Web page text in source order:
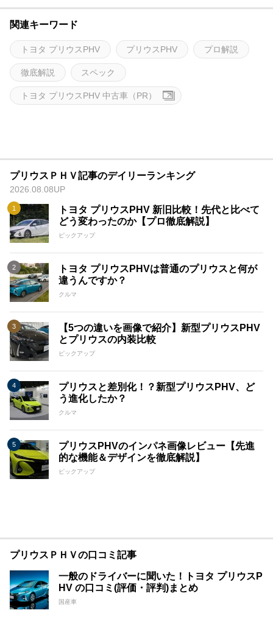
関連キーワード
トヨタ プリウスPHV プリウスPHV プロ解説
徹底解説 スペック
トヨタ プリウスPHV 中古車（PR）
プリウスＰＨＶ記事のデイリーランキング
2026.08.08UP
トヨタ プリウスPHV 新旧比較！先代と比べて
どう変わったのか【プロ徹底解説】
ピックアップ
トヨタ プリウスPHVは普通のプリウスと何が
違うんですか？
クルマ
【5つの違いを画像で紹介】新型プリウスPHV
とプリウスの内装比較
ピックアップ
プリウスと差別化！？新型プリウスPHV、ど
う進化したか？
クルマ
プリウスPHVのインパネ画像レビュー【先進
的な機能＆デザインを徹底解説】
ピックアップ
プリウスＰＨＶの口コミ記事
一般のドライバーに聞いた！トヨタ プリウスP
HV の口コミ(評価・評判)まとめ
国産車